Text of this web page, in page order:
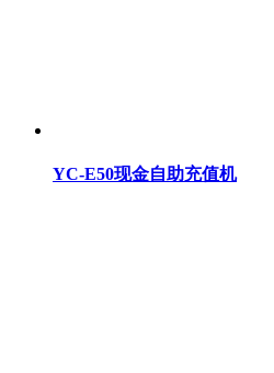
YC-E50现金自助充值机